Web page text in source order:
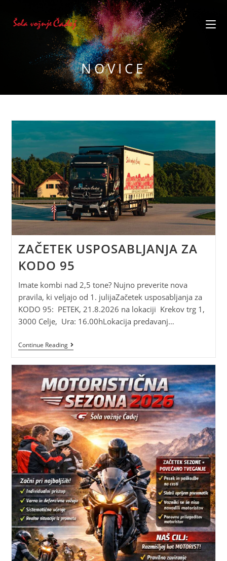
NOVICE
ZAČETEK USPOSABLJANJA ZA
KODO 95
Imate kombi nad 2,5 tone? Nujno preverite nova
pravila, ki veljajo od 1. julijaZačetek usposabljanja za
KODO 95: PETEK, 21.8.2026 na lokaciji Krekov trg 1,
3000 Celje, Ura: 16.00hLokacija predavanj…
Continue Reading